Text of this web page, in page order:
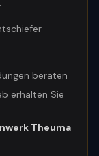
beraten
erhalten Sie
Theuma